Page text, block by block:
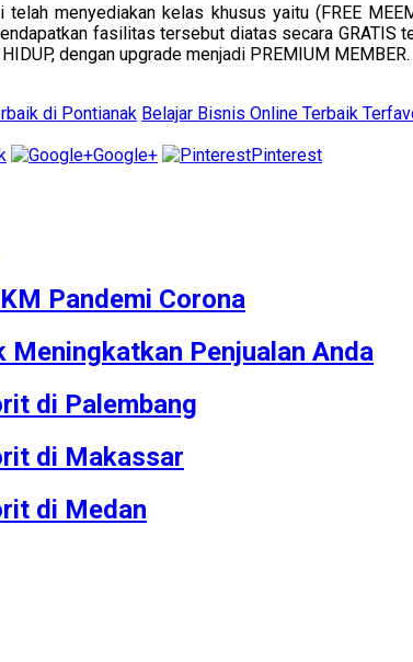
menyediakan kelas khusus yaitu (FREE
fasilitas tersebut diatas secara GRATIS
dengan upgrade menjadi PREMIUM MEMBER.
di Pontianak Belajar Bisnis Online Terbaik
Google+ Pinterest
Pandemi Corona
Penjualan Anda
di Palembang
di Makassar
di Medan